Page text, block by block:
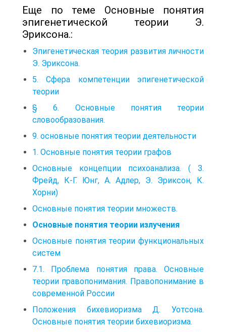
Еще по теме Основные понятия
эпигенетической теории Э.
Эриксона.:
Эпигенетическая теория развития личности
Э. Эриксона.
5. Сфера компетенции эпигенетической
теории
§ 6. Основные понятия теории
словообразования.
9. основные понятия теории деятельности
1. Основные понятия теории графов
Основные концепции психоанализа. ( З.
Фрейд, К-Г. Юнг, А. Адлер, Э. Эриксон, К.
Хорни)
Основные понятия теории множеств.
Основные понятия теории излучения
Основные понятия теории функциональных
систем
7.1. Проблема понятия права. Основные
теории правопонимания. Правопонимание в
современной России
Положения бихевиоризма Д. Уотсона.
Основные понятия теории бихевиоризма.